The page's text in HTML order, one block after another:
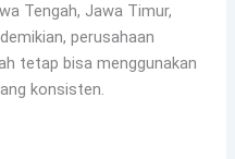
Tengah, Jawa Timur,
perusahaan
tetap bisa menggunakan
konsisten.